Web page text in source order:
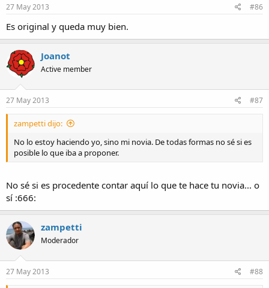
27 May 2013 #86
Es original y queda muy bien.
Joanot
Active member
27 May 2013 #87
zampetti dijo:
No lo estoy haciendo yo, sino mi novia. De todas formas no sé si es
posible lo que iba a proponer.
No sé si es procedente contar aquí lo que te hace tu novia... o
sí :666:
zampetti
Moderador
27 May 2013 #88